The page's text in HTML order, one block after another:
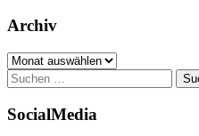
Archiv
Archiv
Suchen
nach:
SocialMedia